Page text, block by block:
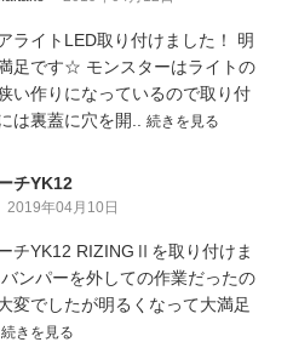
ライトLED取り付けました！ 明
足です☆ モンスターはライトの
い作りになっているので取り付
は裏蓋に穴を開.. 続きを見る
チYK12
2019年04月10日
チYK12 RIZINGⅡを取り付けま
バンパーを外しての作業だったの
変でしたが明るくなって大満足
続きを見る